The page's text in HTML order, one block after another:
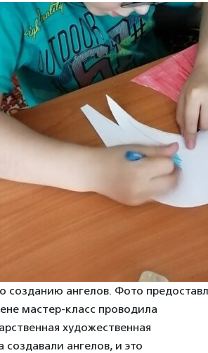
созданию ангелов. Фото
мастер-класс проводила
художественная
создавали ангелов, и это